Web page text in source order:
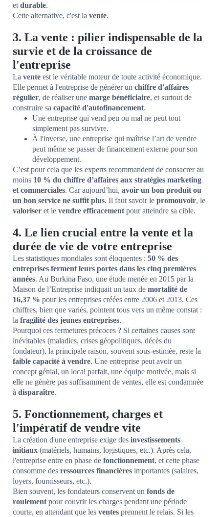
et durable.
Cette alternative, c'est la vente.
3. La vente : pilier indispensable de la
survie et de la croissance de
l'entreprise
La vente est le véritable moteur de toute activité économique.
Elle permet à l'entreprise de générer un chiffre d'affaires
régulier, de réaliser une marge bénéficiaire, et surtout de
construire sa capacité d'autofinancement.
Une entreprise qui vend peu ou mal ne peut tout
simplement pas survivre.
À l'inverse, une entreprise qui maîtrise l’art de vendre
peut même se passer de financement externe pour son
développement.
C’est pour cela que les experts recommandent de consacrer au
moins 10 % du chiffre d’affaires aux stratégies marketing
et commerciales. Car aujourd’hui, avoir un bon produit ou
un bon service ne suffit plus. Il faut savoir le promouvoir, le
valoriser et le vendre efficacement pour atteindre sa cible.
4. Le lien crucial entre la vente et la
durée de vie de votre entreprise
Les statistiques mondiales sont éloquentes : 50 % des
entreprises ferment leurs portes dans les cinq premières
années. Au Burkina Faso, une étude menée en 2015 par la
Maison de l’Entreprise indiquait un taux de mortalité de
16,37 % pour les entreprises créées entre 2006 et 2013. Ces
chiffres, bien que variés, pointent tous vers un même constat :
la fragilité des jeunes entreprises.
Pourquoi ces fermetures précoces ? Si certaines causes sont
inévitables (maladies, crises géopolitiques, décès du
fondateur), la principale raison, souvent sous-estimée, reste la
faible capacité à vendre. Une entreprise peut avoir un
concept génial, un local parfait, une équipe motivée, mais si
elle ne génère pas suffisamment de ventes, elle est condamnée
à disparaître.
5. Fonctionnement, charges et
l'impératif de vendre vite
La création d'une entreprise exige des investissements
initiaux (matériels, humains, logistiques, etc.). Après cela,
l'entreprise entre en phase de fonctionnement, et cette phase
consomme des ressources financières importantes (salaires,
loyers, fournisseurs, etc.).
Bien souvent, les fondateurs conservent un fonds de
roulement pour couvrir les charges pendant une période
courte, en attendant que les ventes prennent le relais. Si les